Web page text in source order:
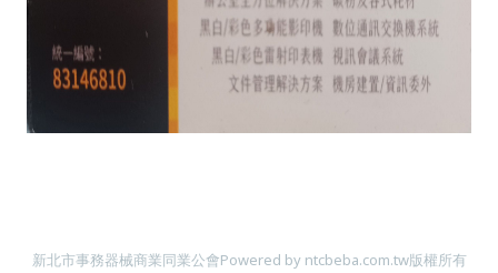
新北市事務器械商業同業公會Powered by ntcbeba.com.tw版權所有